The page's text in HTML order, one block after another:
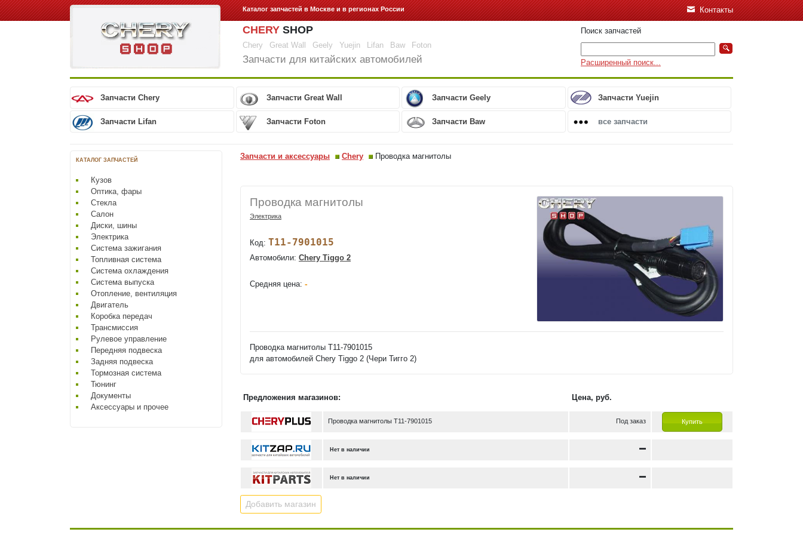
Каталог запчастейв Москве и в регионах России
CHERY SHOP
Chery Great Wall Geely Yuejin Lifan Baw Foton
Запчасти для китайских автомобилей
Контакты
Поиск запчастей
Расширенный поиск...
Запчасти Chery Запчасти Great Wall Запчасти Geely Запчасти Yuejin
Запчасти Lifan Запчасти Foton Запчасти Baw все запчасти
КАТАЛОГ ЗАПЧАСТЕЙ
Кузов
Оптика, фары
Стекла
Салон
Диски, шины
Электрика
Система зажигания
Топливная система
Система охлаждения
Система выпуска
Отопление, вентиляция
Двигатель
Коробка передач
Трансмиссия
Рулевое управление
Передняя подвеска
Задняя подвеска
Тормозная система
Тюнинг
Документы
Аксессуары и прочее
Запчасти и аксессуары Chery Проводка магнитолы
Проводка магнитолы
Электрика
Код: T11-7901015
Автомобили: Chery Tiggo 2
Средняя цена: -
Проводка магнитолы T11-7901015
для автомобилей Chery Tiggo 2 (Чери Тигго 2)
Предложения магазинов: Цена, руб.
Проводка магнитолы T11-7901015 Под заказ Купить
Нет в наличии
Нет в наличии
Добавить магазин